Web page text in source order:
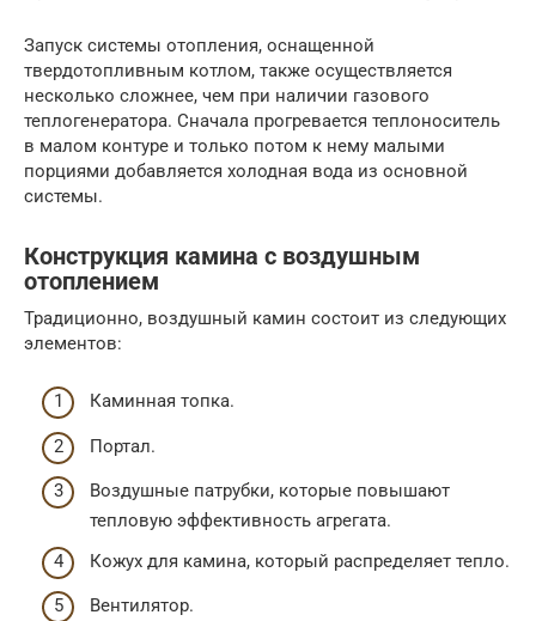
Запуск системы отопления, оснащенной
твердотопливным котлом, также осуществляется
несколько сложнее, чем при наличии газового
теплогенератора. Сначала прогревается теплоноситель
в малом контуре и только потом к нему малыми
порциями добавляется холодная вода из основной
системы.
Конструкция камина с воздушным
отоплением
Традиционно, воздушный камин состоит из следующих
элементов:
Каминная топка.
Портал.
Воздушные патрубки, которые повышают
тепловую эффективность агрегата.
Кожух для камина, который распределяет тепло.
Вентилятор.